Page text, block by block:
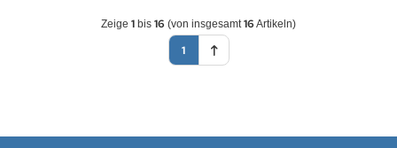
Zeige 1 bis 16 (von insgesamt16 Artikeln)
1